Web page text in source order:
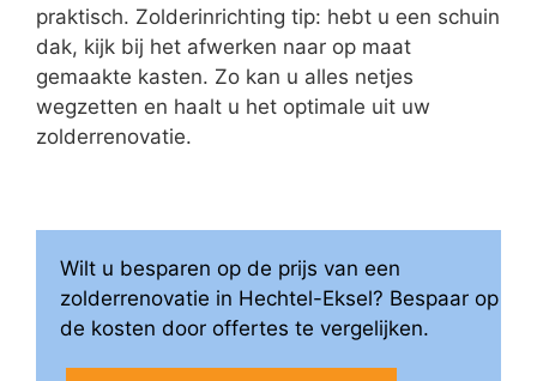
praktisch. Zolderinrichting tip: hebt u een schuin
dak, kijk bij het afwerken naar op maat
gemaakte kasten. Zo kan u alles netjes
wegzetten en haalt u het optimale uit uw
zolderrenovatie.
Wilt u besparen op de prijs van een
zolderrenovatie in Hechtel-Eksel? Bespaar op
de kosten door offertes te vergelijken.